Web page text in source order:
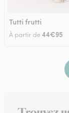
Tutti frutti
À partir de44€95